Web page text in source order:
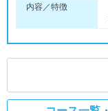
内容／特徴